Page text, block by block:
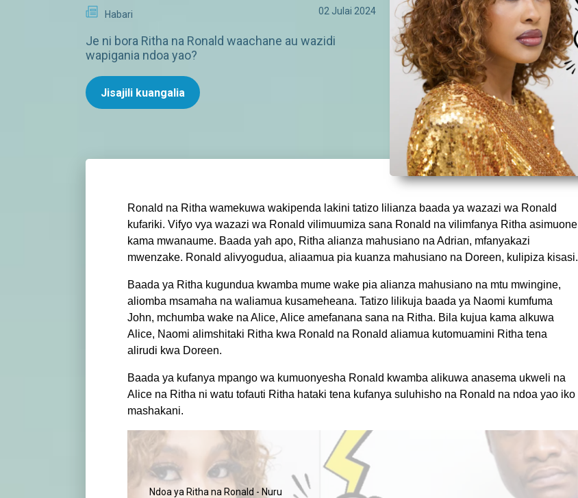
Habari 02 Julai 2024
Je ni bora Ritha na Ronald waachane au wazidi
wapigania ndoa yao?
Jisajili kuangalia
Ronald na Ritha wamekuwa wakipenda lakini tatizo lilianza baada ya wazazi wa Ronald
kufariki. Vifyo vya wazazi wa Ronald vilimuumiza sana Ronald na vilimfanya Ritha asimuone
kama mwanaume. Baada yah apo, Ritha alianza mahusiano na Adrian, mfanyakazi
mwenzake. Ronald alivyogudua, aliaamua pia kuanza mahusiano na Doreen, kulipiza kisasi.
Baada ya Ritha kugundua kwamba mume wake pia alianza mahusiano na mtu mwingine,
aliomba msamaha na waliamua kusameheana. Tatizo lilikuja baada ya Naomi kumfuma
John, mchumba wake na Alice, Alice amefanana sana na Ritha. Bila kujua kama alkuwa
Alice, Naomi alimshitaki Ritha kwa Ronald na Ronald aliamua kutomuamini Ritha tena
alirudi kwa Doreen.
Baada ya kufanya mpango wa kumuonyesha Ronald kwamba alikuwa anasema ukweli na
Alice na Ritha ni watu tofauti Ritha hataki tena kufanya suluhisho na Ronald na ndoa yao iko
mashakani.
Ndoa ya Ritha na Ronald - Nuru